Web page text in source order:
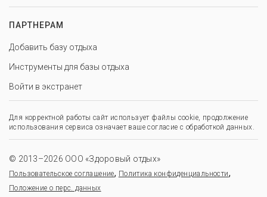
ПАРТНЕРАМ
Добавить базу отдыха
Инструменты для базы отдыха
Войти в экстранет
Для корректной работы сайт использует файлы cookie, продолжение
использования сервиса означает ваше согласие с обработкой данных.
© 2013–2026 ООО «Здоровый отдых»
Пользовательское соглашение, Политика конфиденциальности,
Положение о перс. данных